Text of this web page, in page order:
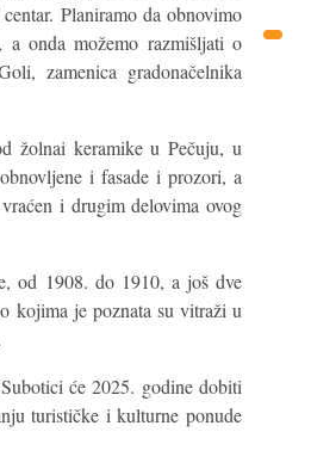
Planiramo da obnovimo
onda možemo razmišljati o
zamenica gradonačelnika
žolnai keramike u Pečuju, u
i fasade i prozori, a
i drugim delovima ovog
od 1908. do 1910, a još dve
kojima je poznata su vitraži u
će 2025. godine dobiti
turističke i kulturne ponude